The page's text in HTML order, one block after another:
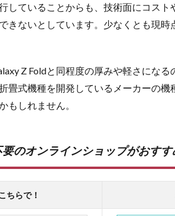
していることからも、技術面にコスト
きないとしています。少なくとも現
Z Foldと同程度の厚みや軽さにな
畳式機種を開発しているメーカーの
もしれません。
のオンラインショップがおすす
ちらで！